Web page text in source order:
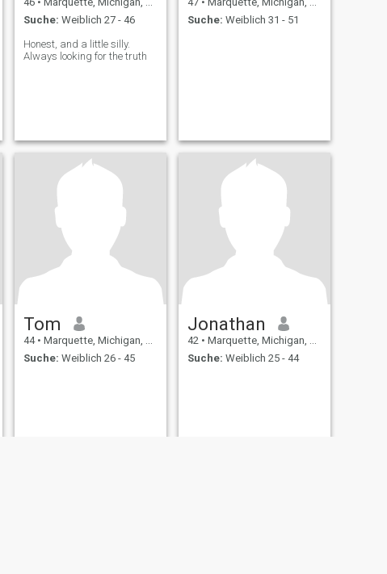
Suche: Weiblich 27 - 46
Honest, and a little silly.
Always looking for the truth
Suche: Weiblich 31 - 51
Tom
44 • Marquette, Michigan, USA
Suche: Weiblich 26 - 45
Jonathan
42 • Marquette, Michigan, USA
Suche: Weiblich 25 - 44